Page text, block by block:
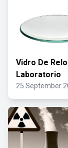
Vidro De
Laboratorio
25 September